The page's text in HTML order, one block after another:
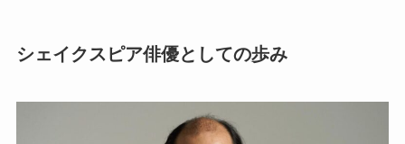
シェイクスピア俳優としての歩み